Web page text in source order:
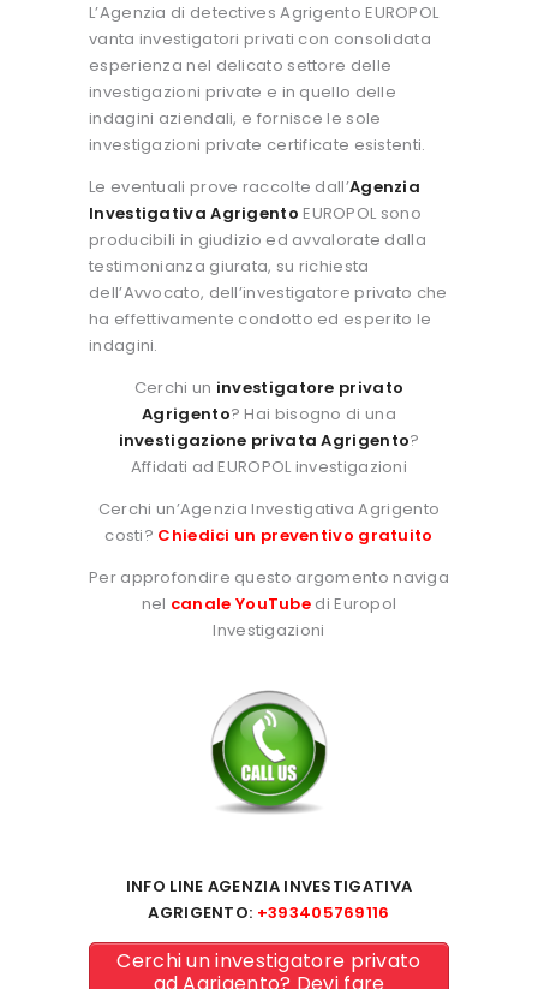
L’Agenzia di detectives Agrigento EUROPOL
vanta investigatori privati con consolidata
esperienza nel delicato settore delle
investigazioni private e in quello delle
indagini aziendali, e fornisce le sole
investigazioni private certificate esistenti.
Le eventuali prove raccolte dall’Agenzia
Investigativa Agrigento EUROPOL sono
producibili in giudizio ed avvalorate dalla
testimonianza giurata, su richiesta
dell’Avvocato, dell’investigatore privato che
ha effettivamente condotto ed esperito le
indagini.
Cerchi un investigatore privato
Agrigento? Hai bisogno di una
investigazione privata Agrigento?
Affidati ad EUROPOL investigazioni
Cerchi un’Agenzia Investigativa Agrigento
costi? Chiedici un preventivo gratuito
Per approfondire questo argomento naviga
nel canale YouTube di Europol
Investigazioni
INFO LINE AGENZIA INVESTIGATIVA
AGRIGENTO: +393405769116
Cerchi un investigatore privato